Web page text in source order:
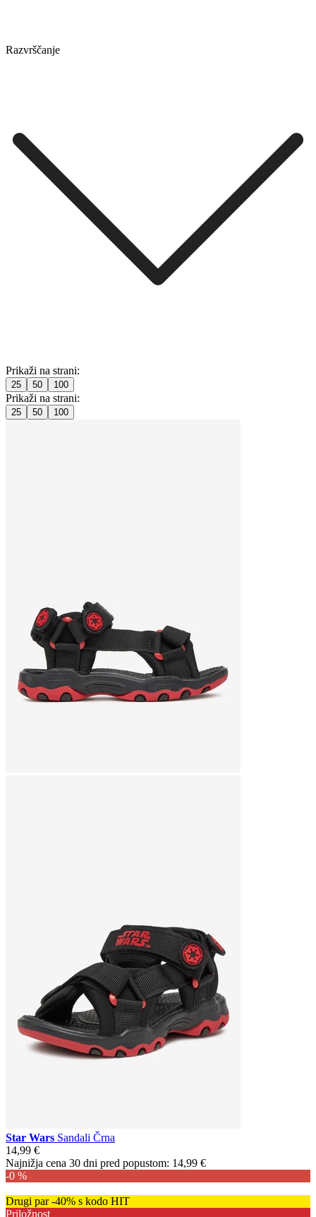
Razvrščanje
Prikaži na strani:
25 50 100
Prikaži na strani:
25 50 100
Star Wars Sandali Črna
14,99 €
Najnižja cena 30 dni pred popustom: 14,99 €
-0 %
Drugi par -40% s kodo HIT
Priložnost